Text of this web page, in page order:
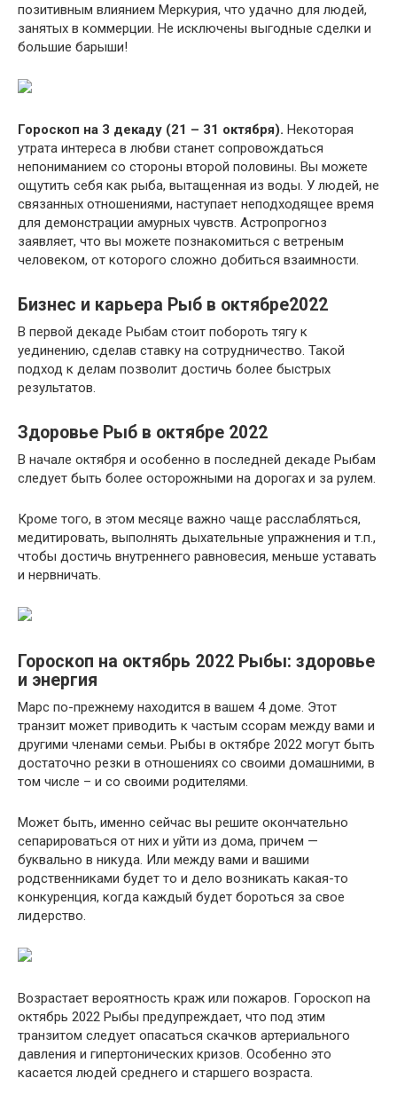
позитивным влиянием Меркурия, что удачно для людей,
занятых в коммерции. Не исключены выгодные сделки и
большие барыши!
Гороскоп на 3 декаду (21 – 31 октября). Некоторая
утрата интереса в любви станет сопровождаться
непониманием со стороны второй половины. Вы можете
ощутить себя как рыба, вытащенная из воды. У людей, не
связанных отношениями, наступает неподходящее время
для демонстрации амурных чувств. Астропрогноз
заявляет, что вы можете познакомиться с ветреным
человеком, от которого сложно добиться взаимности.
Бизнес и карьера Рыб в октябре2022
В первой декаде Рыбам стоит побороть тягу к
уединению, сделав ставку на сотрудничество. Такой
подход к делам позволит достичь более быстрых
результатов.
Здоровье Рыб в октябре 2022
В начале октября и особенно в последней декаде Рыбам
следует быть более осторожными на дорогах и за рулем.
Кроме того, в этом месяце важно чаще расслабляться,
медитировать, выполнять дыхательные упражнения и т.п.,
чтобы достичь внутреннего равновесия, меньше уставать
и нервничать.
Гороскоп на октябрь 2022 Рыбы: здоровье
и энергия
Марс по-прежнему находится в вашем 4 доме. Этот
транзит может приводить к частым ссорам между вами и
другими членами семьи. Рыбы в октябре 2022 могут быть
достаточно резки в отношениях со своими домашними, в
том числе – и со своими родителями.
Может быть, именно сейчас вы решите окончательно
сепарироваться от них и уйти из дома, причем —
буквально в никуда. Или между вами и вашими
родственниками будет то и дело возникать какая-то
конкуренция, когда каждый будет бороться за свое
лидерство.
Возрастает вероятность краж или пожаров. Гороскоп на
октябрь 2022 Рыбы предупреждает, что под этим
транзитом следует опасаться скачков артериального
давления и гипертонических кризов. Особенно это
касается людей среднего и старшего возраста.